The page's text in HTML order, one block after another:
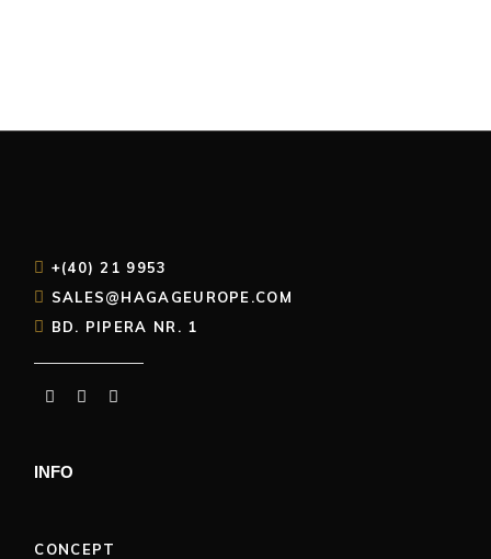
+(40) 21 9953
SALES@HAGAGEUROPE.COM
BD. PIPERA NR. 1
INFO
CONCEPT